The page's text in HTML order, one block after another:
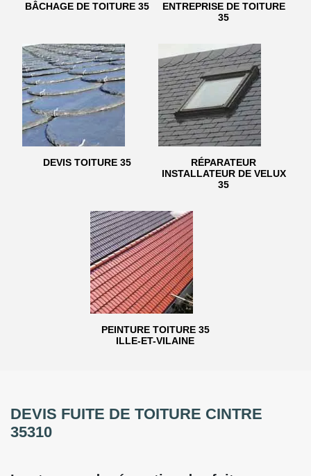
BÂCHAGE DE TOITURE 35
ENTREPRISE DE TOITURE
35
DEVIS TOITURE 35
RÉPARATEUR
INSTALLATEUR DE VELUX
35
PEINTURE TOITURE 35
ILLE-ET-VILAINE
DEVIS FUITE DE TOITURE CINTRE
35310